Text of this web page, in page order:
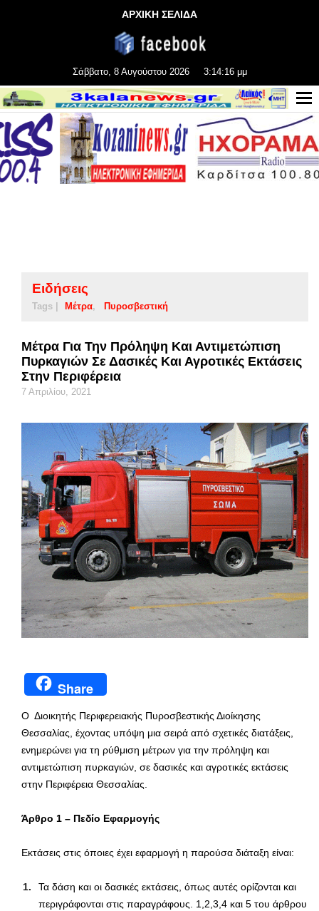
ΑΡΧΙΚΗ ΣΕΛΙΔΑ
Σάββατο, 8 Αυγούστου 2026 3:14:17 μμ
Ειδήσεις
Tags | Μέτρα Πυροσβεστική
Μέτρα Για Την Πρόληψη Και Αντιμετώπιση
Πυρκαγιών Σε Δασικές Και Αγροτικές Εκτάσεις
Στην Περιφέρεια
7 Απριλίου, 2021
Share
Ο Διοικητής Περιφερειακής Πυροσβεστικής Διοίκησης
Θεσσαλίας, έχοντας υπόψη μια σειρά από σχετικές διατάξεις,
ενημερώνει για τη ρύθμιση μέτρων για την πρόληψη και
αντιμετώπιση πυρκαγιών, σε δασικές και αγροτικές εκτάσεις
στην Περιφέρεια Θεσσαλίας.
Άρθρο 1 – Πεδίο Εφαρμογής
Εκτάσεις στις όποιες έχει εφαρμογή η παρούσα διάταξη είναι:
Τα δάση και οι δασικές εκτάσεις, όπως αυτές ορίζονται και
περιγράφονται στις παραγράφους. 1,2,3,4 και 5 του άρθρου